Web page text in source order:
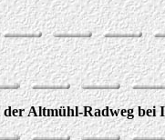
Altmühl-Radweg bei